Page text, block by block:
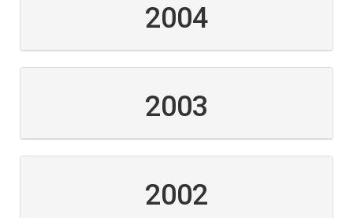
2004
2003
2002